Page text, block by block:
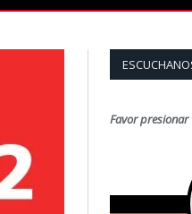
Favor presionar